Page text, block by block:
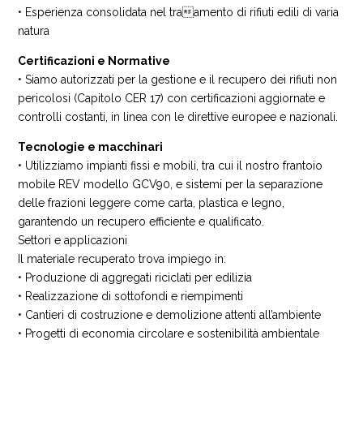
• Esperienza consolidata nel traamento di rifiuti edili di varia
natura
Certificazioni e Normative
• Siamo autorizzati per la gestione e il recupero dei rifiuti non
pericolosi (Capitolo CER 17) con certificazioni aggiornate e
controlli costanti, in linea con le direttive europee e nazionali.
Tecnologie e macchinari
• Utilizziamo impianti fissi e mobili, tra cui il nostro frantoio
mobile REV modello GCV90, e sistemi per la separazione
delle frazioni leggere come carta, plastica e legno,
garantendo un recupero efficiente e qualificato.
Settori e applicazioni
Il materiale recuperato trova impiego in:
• Produzione di aggregati riciclati per edilizia
• Realizzazione di sottofondi e riempimenti
• Cantieri di costruzione e demolizione attenti all’ambiente
• Progetti di economia circolare e sostenibilità ambientale